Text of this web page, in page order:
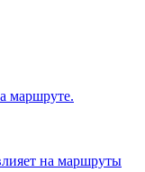
маршруте.
на маршруты